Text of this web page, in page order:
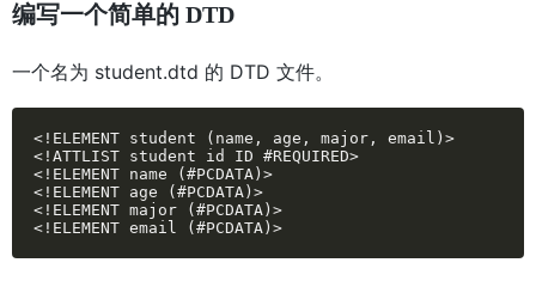
编写一个简单的 DTD
一个名为 student.dtd 的 DTD 文件。
<!ELEMENT student (name, age, major, email)>
<!ATTLIST student id ID #REQUIRED>
<!ELEMENT name (#PCDATA)>
<!ELEMENT age (#PCDATA)>
<!ELEMENT major (#PCDATA)>
<!ELEMENT email (#PCDATA)>